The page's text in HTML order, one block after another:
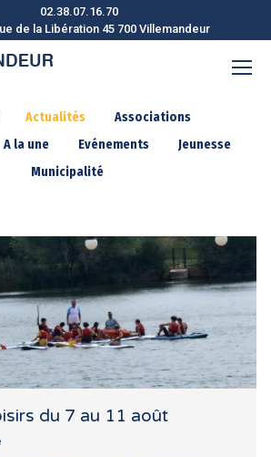
02.38.07.16.70
de la Libération 45 700 Villemandeur
Actualités
Associations
A la une Evénements
Jeunesse
Municipalité
du 7 au 11 août